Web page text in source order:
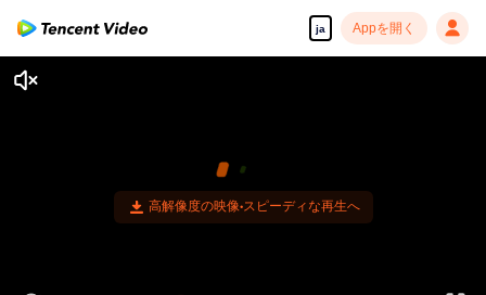
ja Appを開く
高解像度の映像•スピーディな再生へ